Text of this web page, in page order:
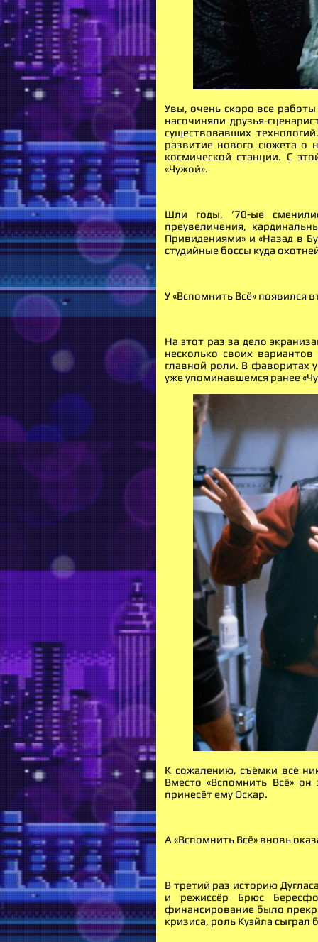
Увы, очень скоро все
насочиняли друзья-
существовавших
развитие нового сюжета о
космической станции. С
«Чужой».
Шли годы, ’70-ые
преувеличения,
Привидениями» и «Назад в
студийные боссы куда
У «Вспомнить Всё» появился
На этот раз за дело
несколько своих
главной роли. В фаворитах
уже упоминавшемся ранее
К сожалению, съёмки всё
Вместо «Вспомнить Всё»
принесёт ему Оскар.
А «Вспомнить Всё» вновь
В третий раз историю
и режиссёр Брюс
финансирование было
кризиса, роль Куэйла сыграл